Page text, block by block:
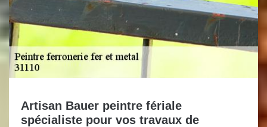
Artisan Bauer peintre fériale
spécialiste pour vos travaux de